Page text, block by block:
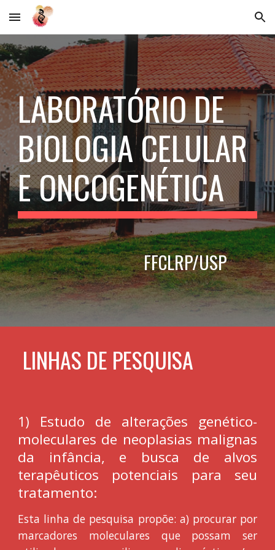
Skip to main content Skip to navigation
LABORATÓRIO DE
BIOLOGIA CELULAR
E ONCOGENÉTICA
FFCLRP/USP
LINHAS DE PESQUISA
1) Estudo de alterações genético-
moleculares de neoplasias malignas
da infância, e busca de alvos
terapêuticos potenciais para seu
tratamento:
Esta linha de pesquisa propõe: a) procurar por
marcadores moleculares que possam ser